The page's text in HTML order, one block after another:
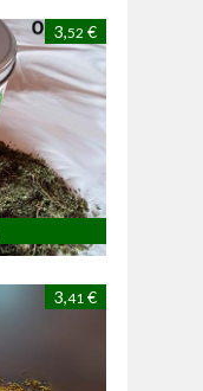
3,52 €
3,41 €